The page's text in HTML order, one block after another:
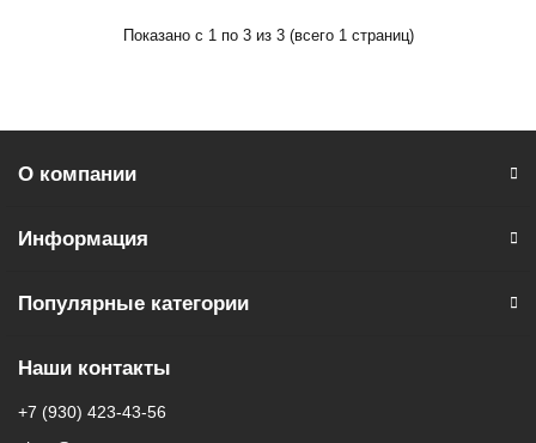
Показано с 1 по 3 из 3 (всего 1 страниц)
О компании
Информация
Популярные категории
Наши контакты
+7 (930) 423-43-56